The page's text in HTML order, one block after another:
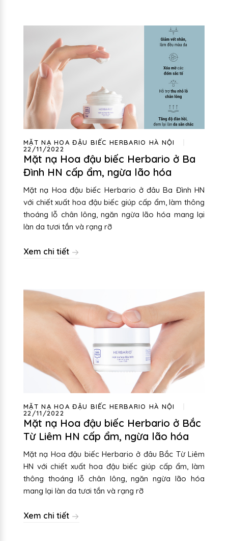
MẶT NẠ HOA ĐẬU BIẾC HERBARIO HÀ NỘI
22/11/2022
Mặt nạ Hoa đậu biếc Herbario ở Ba
Đình HN cấp ẩm, ngừa lão hóa
Mặt nạ Hoa đậu biếc Herbario ở đâu Ba Đình HN
với chiết xuất hoa đậu biếc giúp cấp ẩm, làm thông
thoáng lỗ chân lông, ngăn ngừa lão hóa mang lại
làn da tươi tắn và rạng rỡ
Xem chi tiết
MẶT NẠ HOA ĐẬU BIẾC HERBARIO HÀ NỘI
22/11/2022
Mặt nạ Hoa đậu biếc Herbario ở Bắc
Từ Liêm HN cấp ẩm, ngừa lão hóa
Mặt nạ Hoa đậu biếc Herbario ở đâu Bắc Từ Liêm
HN với chiết xuất hoa đậu biếc giúp cấp ẩm, làm
thông thoáng lỗ chân lông, ngăn ngừa lão hóa
mang lại làn da tươi tắn và rạng rỡ
Xem chi tiết